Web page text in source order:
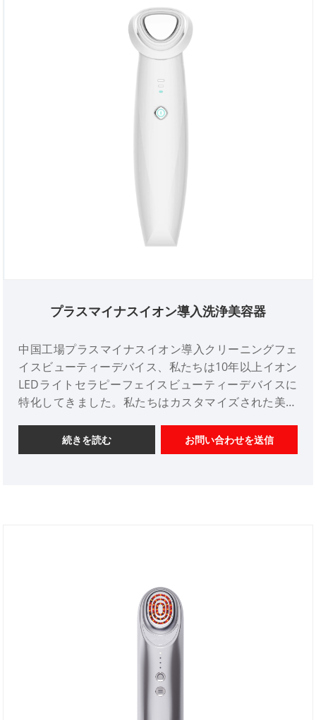
プラスマイナスイオン導入洗浄美容器
中国工場プラスマイナスイオン導入クリーニングフェ
イスビューティーデバイス、私たちは10年以上イオン
LEDライトセラピーフェイスビューティーデバイスに
特化してきました。私たちはカスタマイズされた美容
ちは中国のプロのハイテクプラスマイナスイオン導入
洗浄美容機器メーカーです。市場の拡大を楽しみにし
続きを読む お問い合わせを送信